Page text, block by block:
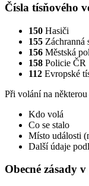
Čísla tísňového
150 Hasiči
155 Záchranná
156 Městská
158 Policie ČR
112 Evropské
Při volání na
Kdo volá
Co se stalo
Místo události
Další údaje
Obecné zásady